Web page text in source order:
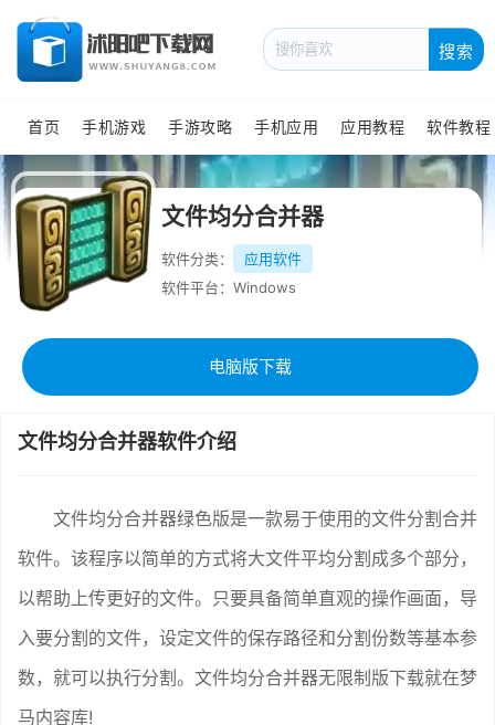
搜索
首页 手机游戏 手游攻略 手机应用 应用教程 软件教程
文件均分合并器
软件分类：
应用软件
软件平台：Windows
电脑版下载
文件均分合并器软件介绍
文件均分合并器绿色版是一款易于使用的文件分割合并
软件。该程序以简单的方式将大文件平均分割成多个部分，
以帮助上传更好的文件。只要具备简单直观的操作画面，导
入要分割的文件，设定文件的保存路径和分割份数等基本参
数，就可以执行分割。文件均分合并器无限制版下载就在梦
马内容库!